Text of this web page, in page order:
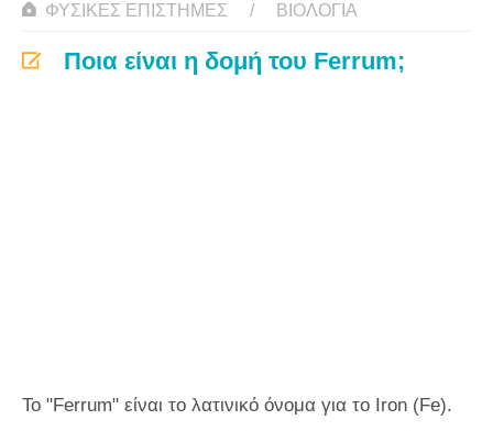
ΦΥΣΙΚΈΣ ΕΠΙΣΤΉΜΕΣ ΒΙΟΛΟΓΊΑ
Ποια είναι η δομή του Ferrum;
Το "Ferrum" είναι το λατινικό όνομα για το Iron (Fe).